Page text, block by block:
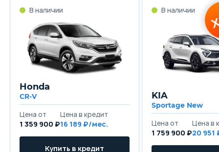
Honda
CR-V
1 359 900 ₽16 189
KIA
Sportage New
1 759 900 ₽20 951